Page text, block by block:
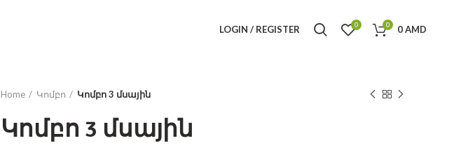
LOGIN / REGISTER 0 0 0AMD
Home Կոմբո Կոմբո 3 մսային
Կոմբո 3 մսային